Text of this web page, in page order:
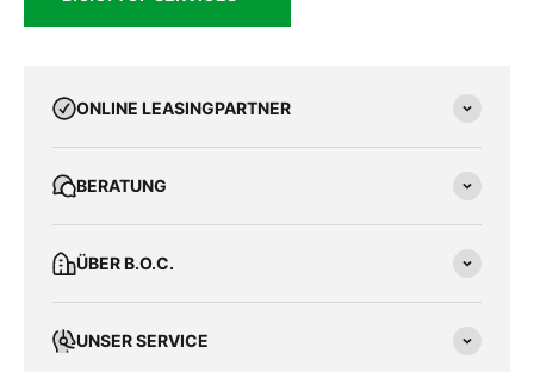
ONLINE LEASINGPARTNER
BERATUNG
ÜBER B.O.C.
UNSER SERVICE